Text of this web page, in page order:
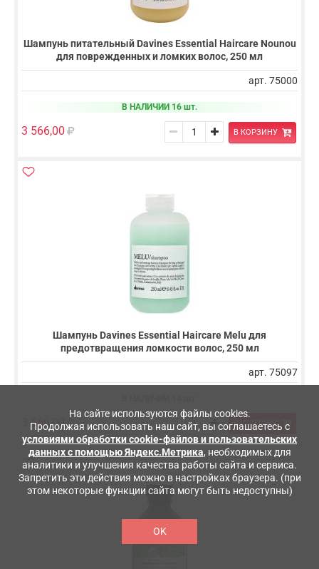
На сайте используются файлы cookies.
Продолжая использовать наш сайт, вы соглашаетесь с
условиями обработки cookie-файлов и пользовательских
данных с помощью Яндекс.Метрика, необходимых для
аналитики и улучшения качества работы сайта и сервиса.
Запретить эти действия можно в настройках браузера. (при
этом некоторые функции сайта могут быть недоступны)
OK
Шампунь питательный Davines Essential Haircare Nounou
для поврежденных и ломких волос, 250 мл
арт. 75000
В НАЛИЧИИ 16 шт.
3 566,00 В КОРЗИНУ
Шампунь Davines Essential Haircare Melu для
предотвращения ломкости волос, 250 мл
арт. 75097
3 566,00 В КОРЗИНУ